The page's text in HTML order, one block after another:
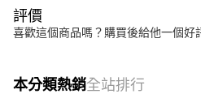
評價
喜歡這個商品嗎？購買後給他一個好
本分類熱銷全站排行